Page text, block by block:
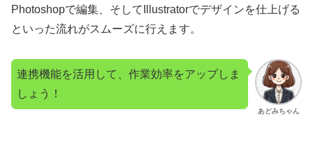
Photoshopで編集、そしてIllustratorでデザインを仕上げる
といった流れがスムーズに行えます。
あどみちゃん
連携機能を活用して、作業効率をアップしま
しょう！